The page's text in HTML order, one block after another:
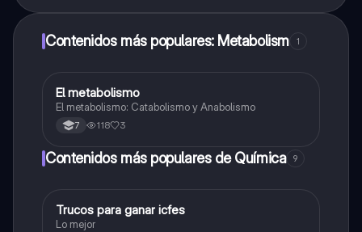
Contenidos más populares: Metabolism 1
Biologia
El metabolismo
El metabolismo: Catabolismo y Anabolismo
7 118 3
Contenidos más populares de Química 9
Química
Trucos para ganar icfes
Lo mejor